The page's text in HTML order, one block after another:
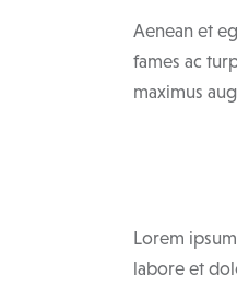
Aenean et
fames ac
maximus
Lorem
labore et